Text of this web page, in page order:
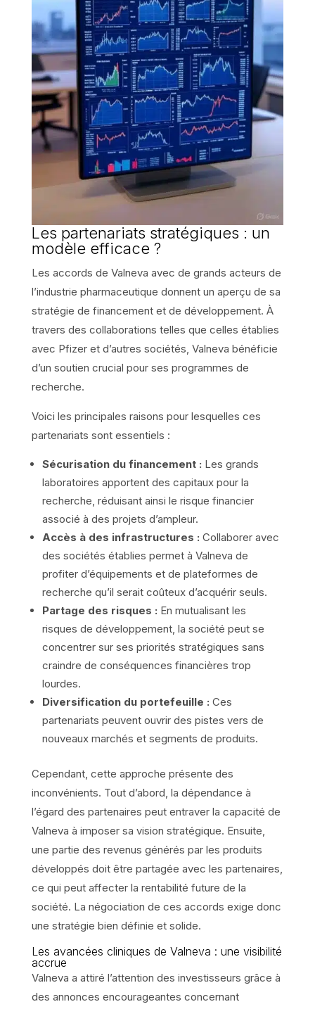
Les partenariats stratégiques : un
modèle efficace ?
Les accords de Valneva avec de grands acteurs de
l’industrie pharmaceutique donnent un aperçu de sa
stratégie de financement et de développement. À
travers des collaborations telles que celles établies
avec Pfizer et d’autres sociétés, Valneva bénéficie
d’un soutien crucial pour ses programmes de
recherche.
Voici les principales raisons pour lesquelles ces
partenariats sont essentiels :
Sécurisation du financement : Les grands
laboratoires apportent des capitaux pour la
recherche, réduisant ainsi le risque financier
associé à des projets d’ampleur.
Accès à des infrastructures : Collaborer avec
des sociétés établies permet à Valneva de
profiter d’équipements et de plateformes de
recherche qu’il serait coûteux d’acquérir seuls.
Partage des risques : En mutualisant les
risques de développement, la société peut se
concentrer sur ses priorités stratégiques sans
craindre de conséquences financières trop
lourdes.
Diversification du portefeuille : Ces
partenariats peuvent ouvrir des pistes vers de
nouveaux marchés et segments de produits.
Cependant, cette approche présente des
inconvénients. Tout d’abord, la dépendance à
l’égard des partenaires peut entraver la capacité de
Valneva à imposer sa vision stratégique. Ensuite,
une partie des revenus générés par les produits
développés doit être partagée avec les partenaires,
ce qui peut affecter la rentabilité future de la
société. La négociation de ces accords exige donc
une stratégie bien définie et solide.
Les avancées cliniques de Valneva : une visibilité
accrue
Valneva a attiré l’attention des investisseurs grâce à
des annonces encourageantes concernant